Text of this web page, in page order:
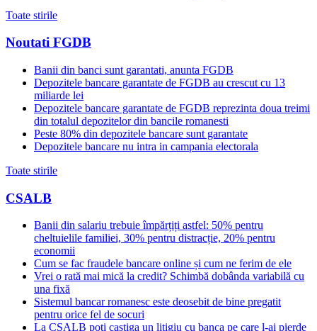
Toate stirile
Noutati FGDB
Banii din banci sunt garantati, anunta FGDB
Depozitele bancare garantate de FGDB au crescut cu 13
miliarde lei
Depozitele bancare garantate de FGDB reprezinta doua treimi
din totalul depozitelor din bancile romanesti
Peste 80% din depozitele bancare sunt garantate
Depozitele bancare nu intra in campania electorala
Toate stirile
CSALB
Banii din salariu trebuie împărțiți astfel: 50% pentru
cheltuielile familiei, 30% pentru distracție, 20% pentru
economii
Cum se fac fraudele bancare online și cum ne ferim de ele
Vrei o rată mai mică la credit? Schimbă dobânda variabilă cu
una fixă
Sistemul bancar romanesc este deosebit de bine pregatit
pentru orice fel de socuri
La CSALB poti castiga un litigiu cu banca pe care l-ai pierde